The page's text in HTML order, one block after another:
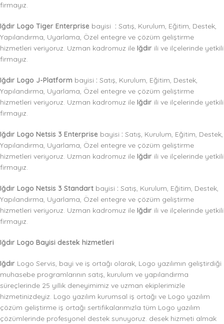
firmayız.
Iğdır Logo Tiger Enterprise bayisi : Satış, Kurulum, Eğitim, Destek,
Yapılandırma, Uyarlama, Özel entegre ve çözüm geliştirme
hizmetleri veriyoruz. Uzman kadromuz ile Iğdır ili ve ilçelerinde yetkili
firmayız.
Iğdır Logo J-Platform bayisi : Satış, Kurulum, Eğitim, Destek,
Yapılandırma, Uyarlama, Özel entegre ve çözüm geliştirme
hizmetleri veriyoruz. Uzman kadromuz ile Iğdır ili ve ilçelerinde yetkili
firmayız.
Iğdır Logo Netsis 3 Enterprise bayisi : Satış, Kurulum, Eğitim, Destek,
Yapılandırma, Uyarlama, Özel entegre ve çözüm geliştirme
hizmetleri veriyoruz. Uzman kadromuz ile Iğdır ili ve ilçelerinde yetkili
firmayız.
Iğdır Logo Netsis 3 Standart bayisi : Satış, Kurulum, Eğitim, Destek,
Yapılandırma, Uyarlama, Özel entegre ve çözüm geliştirme
hizmetleri veriyoruz. Uzman kadromuz ile Iğdır ili ve ilçelerinde yetkili
firmayız.
Iğdır Logo Bayisi destek hizmetleri
Iğdır Logo Servis, bayi ve iş ortağı olarak, Logo yazılımın geliştirdiği
muhasebe programlarının satış, kurulum ve yapılandırma
süreçlerinde 25 yıllık deneyimimiz ve uzman ekiplerimizle
hizmetinizdeyiz. Logo yazılım kurumsal iş ortağı ve Logo yazılım
çözüm geliştirme iş ortağı sertifikalarımızla tüm Logo yazılım
çözümlerinde profesyonel destek sunuyoruz. desek hizmeti almak